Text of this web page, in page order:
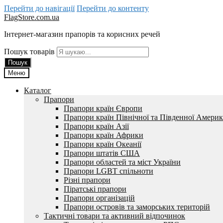
Перейти до навігації Перейти до контенту
FlagStore.com.ua
Інтернет-магазин прапорів та корисних речей
Пошук товарів
Пошук
Меню
Каталог
Прапори
Прапори країн Європи
Прапори країн Північної та Південної
Прапори країн Азії
Прапори країн Африки
Прапори країн Океанії
Прапори штатів США
Прапори областей та міст України
Прапори LGBT спільноти
Різні прапори
Піратські прапори
Прапори організацій
Прапори островів та заморських територій
Тактичні товари та активний відпочинок